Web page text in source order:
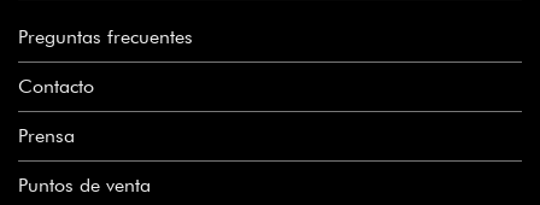
Preguntas frecuentes
Contacto
Prensa
Puntos de venta